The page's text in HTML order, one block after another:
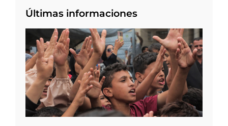
Últimas informaciones